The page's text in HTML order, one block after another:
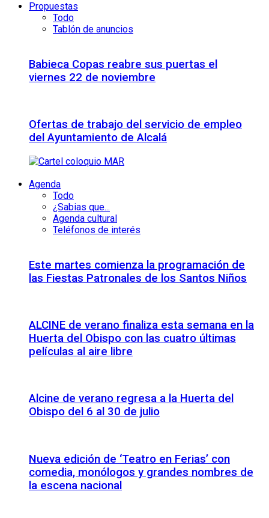
Propuestas
Todo
Tablón de anuncios
Babieca Copas reabre sus puertas el
viernes 22 de noviembre
Ofertas de trabajo del servicio de empleo
del Ayuntamiento de Alcalá
Agenda
Todo
¿Sabias que...
Agenda cultural
Teléfonos de interés
Este martes comienza la programación de
las Fiestas Patronales de los Santos Niños
ALCINE de verano finaliza esta semana en la
Huerta del Obispo con las cuatro últimas
películas al aire libre
Alcine de verano regresa a la Huerta del
Obispo del 6 al 30 de julio
Nueva edición de ‘Teatro en Ferias’ con
comedia, monólogos y grandes nombres de
la escena nacional